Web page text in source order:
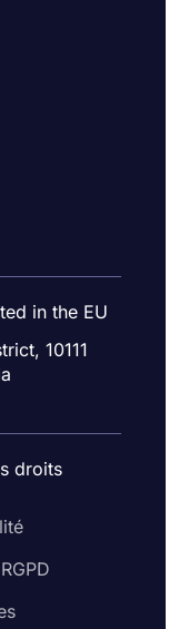
in the EU
10111
droits
RGPD